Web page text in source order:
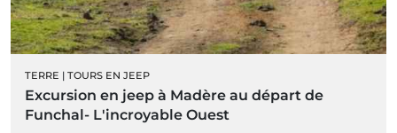
TERRE | TOURS EN JEEP
Excursion en jeep à Madère au départ de
Funchal- L'incroyable Ouest